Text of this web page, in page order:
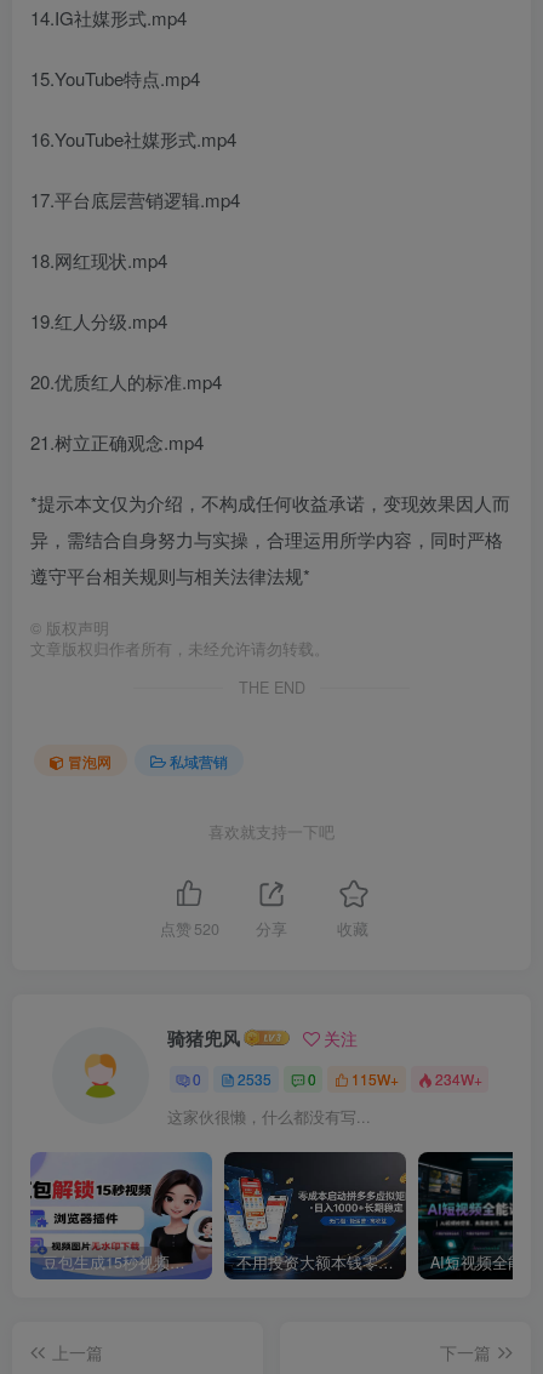
14.IG社媒形式.mp4
15.YouTube特点.mp4
16.YouTube社媒形式.mp4
17.平台底层营销逻辑.mp4
18.网红现状.mp4
19.红人分级.mp4
20.优质红人的标准.mp4
21.树立正确观念.mp4
*提示本文仅为介绍，不构成任何收益承诺，变现效果因人而
异，需结合自身努力与实操，合理运用所学内容，同时严格
遵守平台相关规则与相关法律法规*
© 版权声明
文章版权归作者所有，未经允许请勿转载。
THE END
冒泡网 私域营销
喜欢就支持一下吧
点赞 520 分享 收藏
骑猪兜风 关注
0 2535 0 115W+ 234W+
这家伙很懒，什么都没有写...
豆包生成15秒视频——浏览器插件：豆包/Dola 视频图片无水印下载 + 解锁15秒视频生成 不用投资大额本钱零成本启动，做拼多多虚拟矩阵，长期稳定！轻松维持日入 1000
上一篇
下一篇